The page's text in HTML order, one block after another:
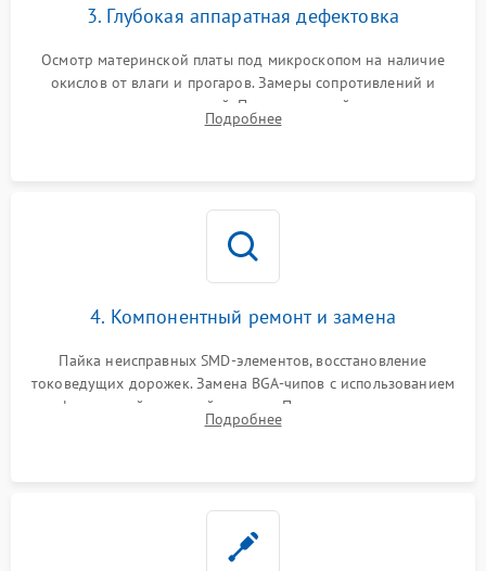
3. Глубокая аппаратная дефектовка
Осмотр материнской платы под микроскопом на наличие
окислов от влаги и прогаров. Замеры сопротивлений и
дежурных напряжений. Проверка цепей питания,
мультиконтроллера, процессора и видеочипа.
Подробнее
4. Компонентный ремонт и замена
Пайка неисправных SMD-элементов, восстановление
токоведущих дорожек. Замена BGA-чипов с использованием
инфракрасной паяльной станции. Прошивка микросхемы
BIOS или замена поврежденных портов USB
Подробнее